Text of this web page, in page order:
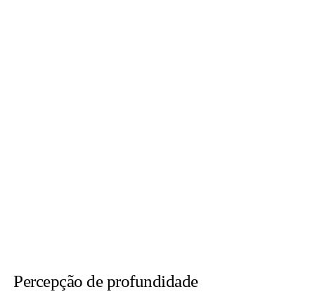
Percepção de profundidade